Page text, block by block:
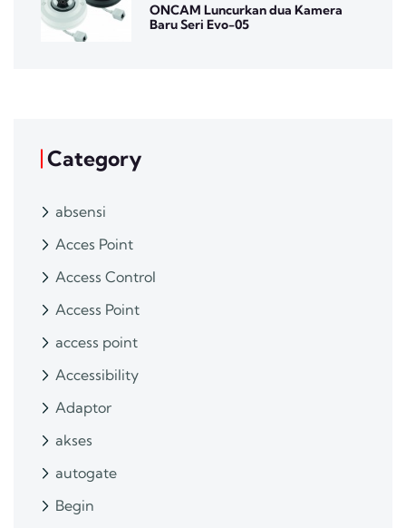
ONCAM Luncurkan dua Kamera
Baru Seri Evo-05
Category
absensi
Acces Point
Access Control
Access Point
access point
Accessibility
Adaptor
akses
autogate
Begin